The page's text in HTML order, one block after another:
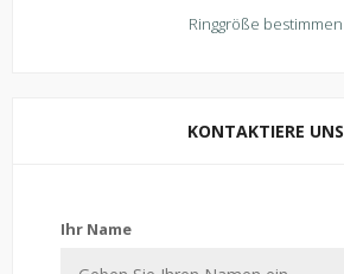
Ringgröße bestimmen
KONTAKTIERE UNS
Ihr Name